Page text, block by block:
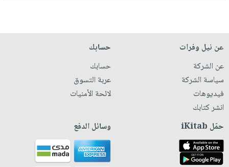
عن نيل وفرات
عن الشركة
سياسة الشركة
فيديوهات
انشر كتابك
حسابك
حسابك
عربة التسوق
لائحة الأمنيات
حمّل iKitab وسائل الدفع